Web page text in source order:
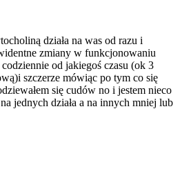
działa na was od razu i
zmiany w funkcjonowaniu
od jakiegoś czasu (ok 3
szczerze mówiąc po tym co się
się cudów no i jestem nieco
jednych działa a na innych mniej lub